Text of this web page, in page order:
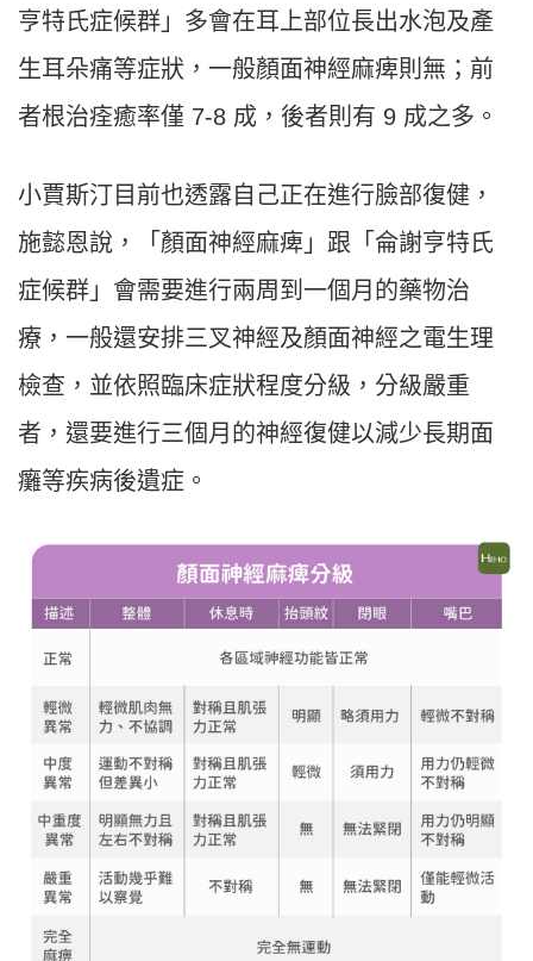
亨特氏症候群」多會在耳上部位長出水泡及產
生耳朵痛等症狀，一般顏面神經麻痺則無；前
者根治痊癒率僅 7-8 成，後者則有 9 成之多。
小賈斯汀目前也透露自己正在進行臉部復健，
施懿恩說，「顏面神經麻痺」跟「侖謝亨特氏
症候群」會需要進行兩周到一個月的藥物治
療，一般還安排三叉神經及顏面神經之電生理
檢查，並依照臨床症狀程度分級，分級嚴重
者，還要進行三個月的神經復健以減少長期面
癱等疾病後遺症。